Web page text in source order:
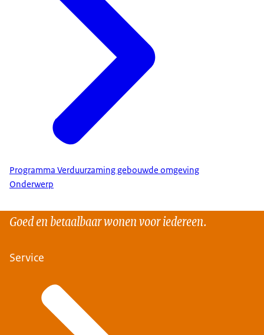
Programma Verduurzaming gebouwde omgeving
Onderwerp
Goed en betaalbaar wonen voor iedereen.
Service